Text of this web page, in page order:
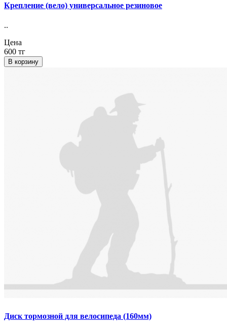
Крепление (вело) универсальное резиновое
..
Цена
600 тг
В корзину
Диск тормозной для велосипеда (160мм)